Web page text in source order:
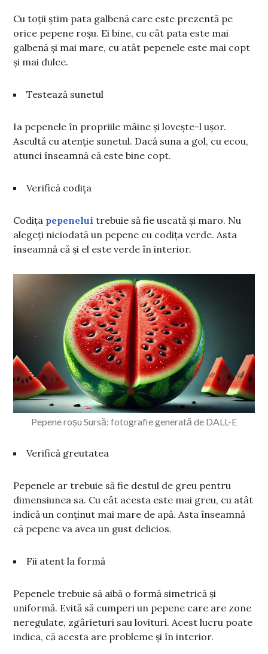
Cu toții știm pata galbenă care este prezentă pe
orice pepene roșu. Ei bine, cu cât pata este mai
galbenă și mai mare, cu atât pepenele este mai copt
și mai dulce.
Testează sunetul
Ia pepenele în propriile mâine și lovește-l ușor.
Ascultă cu atenție sunetul. Dacă suna a gol, cu ecou,
atunci înseamnă că este bine copt.
Verifică codița
Codița pepenelui trebuie să fie uscată și maro. Nu
alegeți niciodată un pepene cu codița verde. Asta
înseamnă că și el este verde în interior.
Pepene roșu Sursă: fotografie generată de DALL-E
Verifică greutatea
Pepenele ar trebuie să fie destul de greu pentru
dimensiunea sa. Cu cât acesta este mai greu, cu atât
indică un conținut mai mare de apă. Asta înseamnă
că pepene va avea un gust delicios.
Fii atent la formă
Pepenele trebuie să aibă o formă simetrică și
uniformă. Evită să cumperi un pepene care are zone
neregulate, zgârieturi sau lovituri. Acest lucru poate
indica, că acesta are probleme și în interior.